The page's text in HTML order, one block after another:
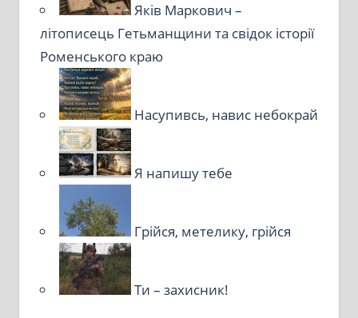
Яків Маркович –
літописець Гетьманщини та свідок історії
Роменського краю
Насупивсь, навис небокрай
Я напишу тебе
Грійся, метелику, грійся
Ти – захисник!